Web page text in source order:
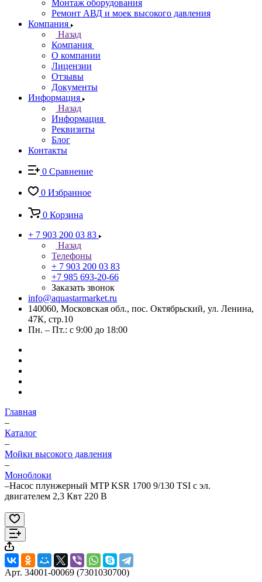
Монтаж оборудования
Ремонт АВД и моек высокого давления
Компания
Назад
Компания
О компании
Лицензии
Отзывы
Документы
Информация
Назад
Информация
Реквизиты
Блог
Контакты
0 Сравнение
0 Избранное
0 Корзина
+ 7 903 200 03 83
Назад
Телефоны
+ 7 903 200 03 83
+7 985 693-20-66
Заказать звонок
info@aquastarmarket.ru
140060, Московская обл., пос. Октябрьский, ул. Ленина,
47К, стр.10
Пн. – Пт.: с 9:00 до 18:00
Главная
–
Каталог
–
Мойки высокого давления
–
Моноблоки
–Насос плунжерный MTP KSR 1700 9/130 TSI с эл.
двигателем 2,3 Квт 220 В
Арт. 34001-00069 (7301030700)